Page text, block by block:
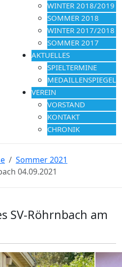
WINTER 2018/2019
SOMMER 2018
WINTER 2017/2018
SOMMER 2017
AKTUELLES
SPIELTERMINE
MEDAILLENSPIEGEL
VEREIN
VORSTAND
KONTAKT
CHRONIK
Sommer 2021
04.09.2021
SV-Röhrnbach am